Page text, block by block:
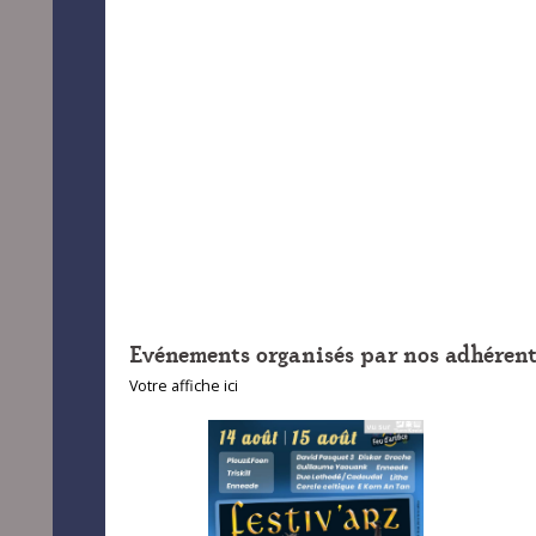
Evénements organisés par nos
Votre affiche ici